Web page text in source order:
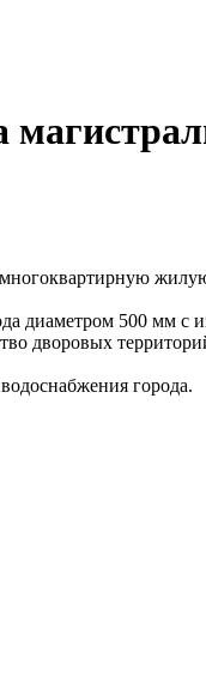
диаметром 500 мм с
дворовых
города.